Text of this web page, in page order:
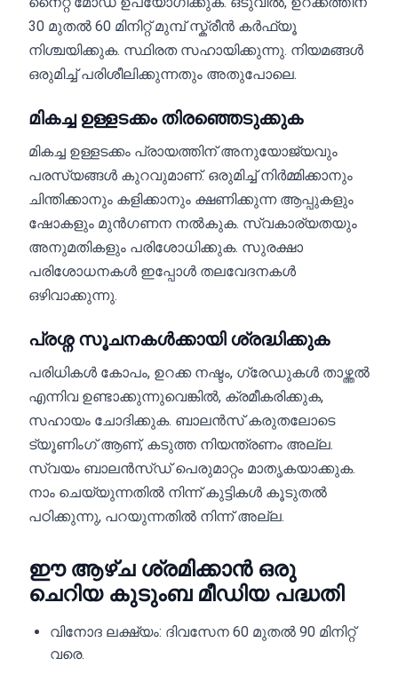
30 മുതൽ 60 മിനിറ്റ് മുമ്പ് സ്ക്രീൻ കർഫ്യൂ
നിശ്ചയിക്കുക. സ്ഥിരത സഹായിക്കുന്നു. നിയമങ്ങൾ
ഒരുമിച്ച് പരിശീലിക്കുന്നതും അതുപോലെ.
മികച്ച ഉള്ളടക്കം തിരഞ്ഞെടുക്കുക
മികച്ച ഉള്ളടക്കം പ്രായത്തിന് അനുയോജ്യവും
പരസ്യങ്ങൾ കുറവുമാണ്. ഒരുമിച്ച് നിർമ്മിക്കാനും
ചിന്തിക്കാനും കളിക്കാനും ക്ഷണിക്കുന്ന ആപ്പുകളും
ഷോകളും മുൻഗണന നൽകുക. സ്വകാര്യതയും
അനുമതികളും പരിശോധിക്കുക. സുരക്ഷാ
പരിശോധനകൾ ഇപ്പോൾ തലവേദനകൾ
ഒഴിവാക്കുന്നു.
പ്രശ്ന സൂചനകൾക്കായി ശ്രദ്ധിക്കുക
പരിധികൾ കോപം, ഉറക്ക നഷ്ടം, ഗ്രേഡുകൾ താഴ്ത്തൽ
എന്നിവ ഉണ്ടാക്കുന്നുവെങ്കിൽ, ക്രമീകരിക്കുക,
സഹായം ചോദിക്കുക. ബാലൻസ് കരുതലോടെ
ട്യൂണിംഗ് ആണ്, കടുത്ത നിയന്ത്രണം അല്ല.
സ്വയം ബാലൻസ്ഡ് പെരുമാറ്റം മാതൃകയാക്കുക.
നാം ചെയ്യുന്നതിൽ നിന്ന് കുട്ടികൾ കൂടുതൽ
പഠിക്കുന്നു, പറയുന്നതിൽ നിന്ന് അല്ല.
ഈ ആഴ്ച ശ്രമിക്കാൻ ഒരു
ചെറിയ കുടുംബ മീഡിയ പദ്ധതി
വിനോദ ലക്ഷ്യം: ദിവസേന 60 മുതൽ 90 മിനിറ്റ്
വരെ.